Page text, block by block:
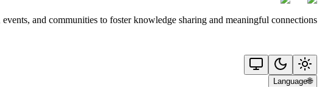
and communities to foster knowledge sharing and meaningful connections.
🌐
Language